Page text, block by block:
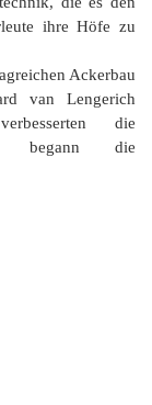
ihre Höfe zu
Ackerbau
van Lengerich
die
begann die